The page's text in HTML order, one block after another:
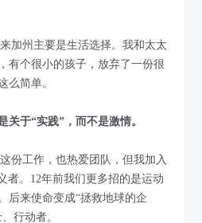
加州主要是生活选择。我和太太
有个很小的孩子，放弃了一份很
么简单。
关于“实践”，而不是激情。
份工作，也热爱团队，但我加入
者。12年前我们更多招的是运动
后来使命变成“拯救地球的企
行动者。